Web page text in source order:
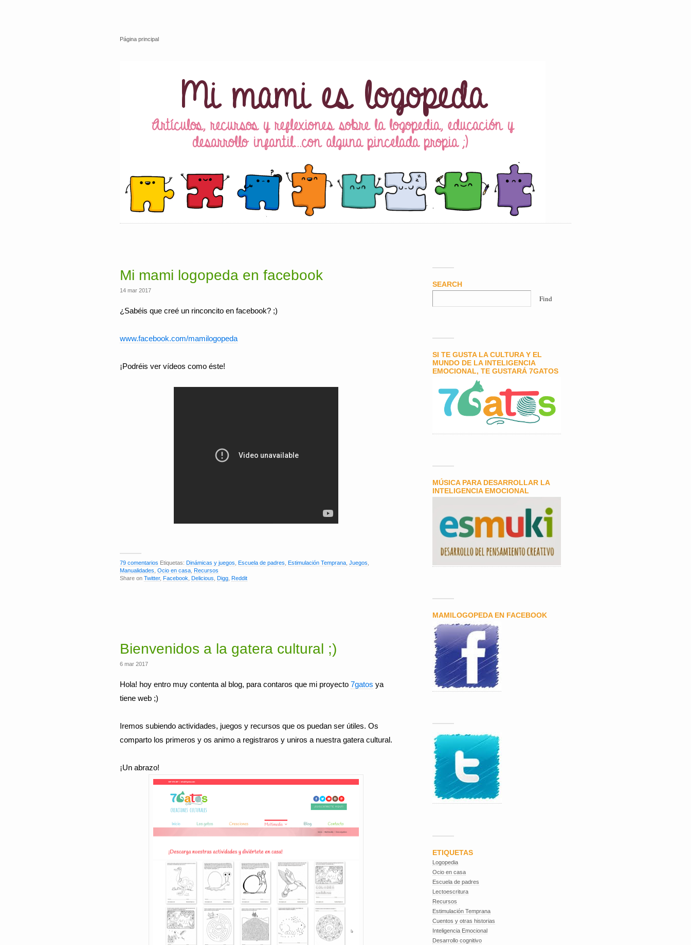
Página principal
Mi mami logopeda en facebook
14 mar 2017
¿Sabéis que creé un rinconcito en facebook? ;)
www.facebook.com/mamilogopeda
¡Podréis ver vídeos como éste!
79 comentarios Etiquetas: Dinámicas y juegos Escuela de padres Estimulación Temprana Juegos
Manualidades Ocio en casa Recursos
Share on Twitter, Facebook Delicious Digg Reddit
Bienvenidos a la gatera cultural ;)
6 mar 2017
Hola! hoy entro muy contenta al blog, para contaros que mi proyecto 7gatos ya
tiene web ;)
Iremos subiendo actividades, juegos y recursos que os puedan ser útiles. Os
comparto los primeros y os animo a registraros y uniros a nuestra gatera cultural.
¡Un abrazo!
SEARCH
SI TE GUSTA LA CULTURA Y EL
MUNDO DE LA INTELIGENCIA
EMOCIONAL, TE GUSTARÁ 7GATOS
MÚSICA PARA DESARROLLAR LA
INTELIGENCIA EMOCIONAL
MAMILOGOPEDA EN FACEBOOK
ETIQUETAS
Logopedia
Ocio en casa
Escuela de padres
Lectoescritura
Recursos
Estimulación Temprana
Cuentos y otras historias
Inteligencia Emocional
Desarrollo cognitivo